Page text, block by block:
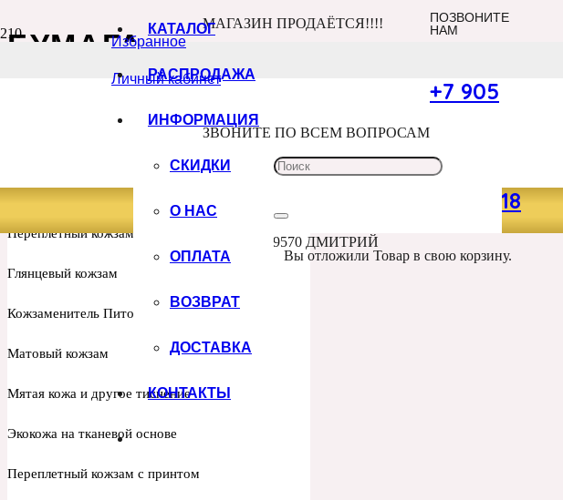
Избранное
Личный кабинет
МАГАЗИН ПРОДАЁТСЯ!!!!
ЗВОНИТЕ ПО ВСЕМ ВОПРОСАМ
+7 960 100 9570 ДМИТРИЙ
ПОЗВОНИТЕ
НАМ
+7 905
049 13 18
КАТАЛОГ
РАСПРОДАЖА
ИНФОРМАЦИЯ
СКИДКИ
О НАС
ОПЛАТА
ВОЗВРАТ
ДОСТАВКА
КОНТАКТЫ
Вы отложилиТовар в свою корзину.
БУМАГА
ИНДИВИДУАЛЬНЫЙ ПРИНТ
Переплетный кожзам ИТАЛИЯ
Глянцевый кожзам
Кожзаменитель Питон и рептилии Италия
Матовый кожзам
Мятая кожа и другое тиснение
Экокожа на тканевой основе
Переплетный кожзам с принтом